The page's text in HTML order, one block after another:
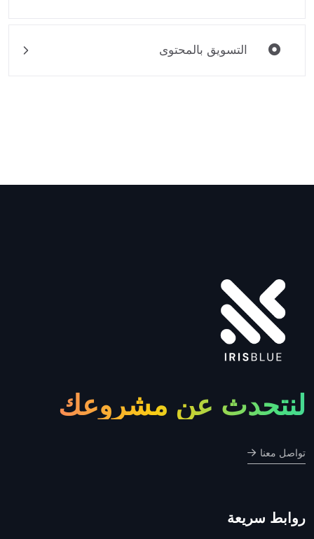
التسويق بالمحتوى
لنتحدث عن مشروعك
تواصل معنا
روابط سريعة